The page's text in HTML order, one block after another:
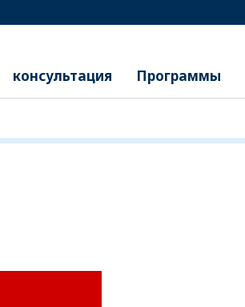
консультация Программы